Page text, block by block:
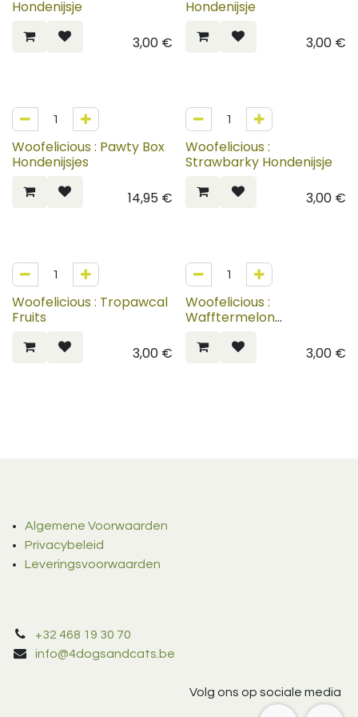
Hondenijsje
3,00€
Hondenijsje
3,00€
Woofelicious : Pawty Box
Hondenijsjes
14,95€
Woofelicious :
Strawbarky Hondenijsje
3,00€
NIEUW
Woofelicious : Tropawcal
Fruits
3,00€
Woofelicious :
Wafftermelon
3,00€
Algemene Voorwaarden
Privacybeleid
Leveringsvoorwaarden
+32 468 19 30 70
info@4dogsandcats.be
Volg ons op sociale media